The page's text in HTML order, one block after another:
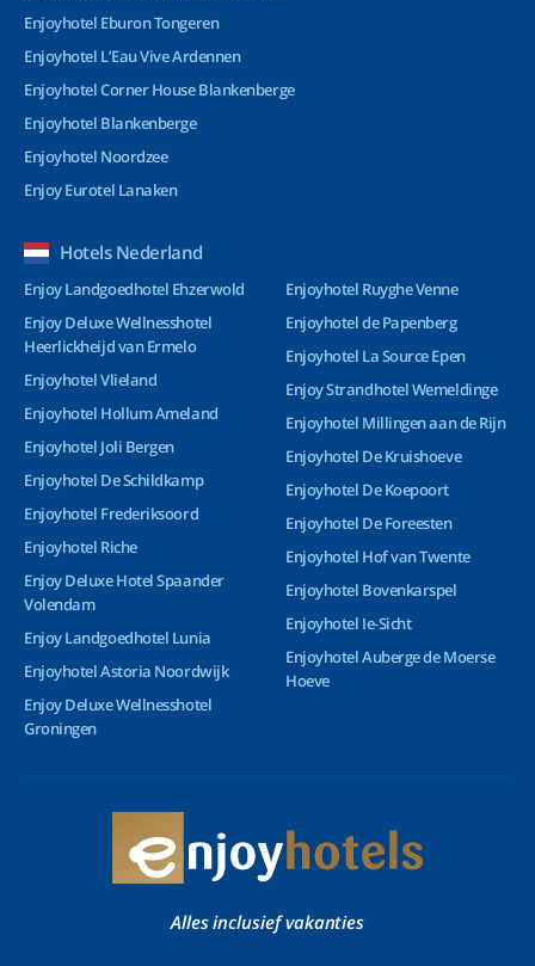
Enjoyhotel Eburon Tongeren
Enjoyhotel L’Eau Vive Ardennen
Enjoyhotel Corner House Blankenberge
Enjoyhotel Blankenberge
Enjoyhotel Noordzee
Enjoy Eurotel Lanaken
Hotels Nederland
Enjoy Landgoedhotel Ehzerwold
Enjoy Deluxe Wellnesshotel
Heerlickheijd van Ermelo
Enjoyhotel Vlieland
Enjoyhotel Hollum Ameland
Enjoyhotel Joli Bergen
Enjoyhotel De Schildkamp
Enjoyhotel Frederiksoord
Enjoyhotel Riche
Enjoy Deluxe Hotel Spaander
Volendam
Enjoy Landgoedhotel Lunia
Enjoyhotel Astoria Noordwijk
Enjoy Deluxe Wellnesshotel
Groningen
Enjoyhotel Ruyghe Venne
Enjoyhotel de Papenberg
Enjoyhotel La Source Epen
Enjoy Strandhotel Wemeldinge
Enjoyhotel Millingen aan de Rijn
Enjoyhotel De Kruishoeve
Enjoyhotel De Koepoort
Enjoyhotel De Foreesten
Enjoyhotel Hof van Twente
Enjoyhotel Bovenkarspel
Enjoyhotel Ie-Sicht
Enjoyhotel Auberge de Moerse
Hoeve
Alles inclusief vakanties